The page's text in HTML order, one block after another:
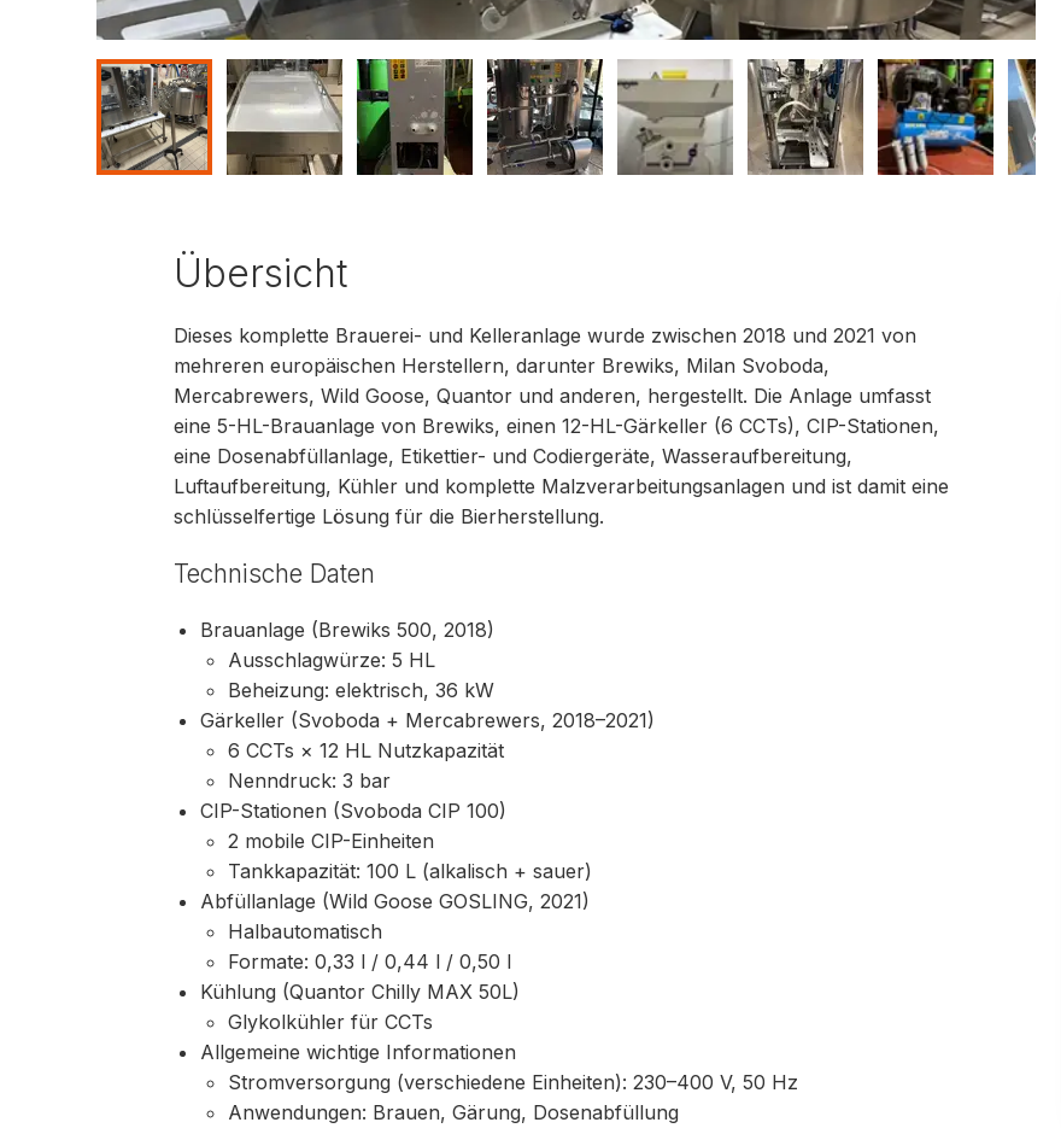
Übersicht
Dieses komplette Brauerei- und Kelleranlage wurde zwischen 2018 und 2021 von
mehreren europäischen Herstellern, darunter Brewiks, Milan Svoboda,
Mercabrewers, Wild Goose, Quantor und anderen, hergestellt. Die Anlage umfasst
eine 5-HL-Brauanlage von Brewiks, einen 12-HL-Gärkeller (6 CCTs), CIP-Stationen,
eine Dosenabfüllanlage, Etikettier- und Codiergeräte, Wasseraufbereitung,
Luftaufbereitung, Kühler und komplette Malzverarbeitungsanlagen und ist damit eine
schlüsselfertige Lösung für die Bierherstellung.
Technische Daten
Brauanlage (Brewiks 500, 2018)
Ausschlagwürze: 5 HL
Beheizung: elektrisch, 36 kW
Gärkeller (Svoboda + Mercabrewers, 2018–2021)
6 CCTs × 12 HL Nutzkapazität
Nenndruck: 3 bar
CIP-Stationen (Svoboda CIP 100)
2 mobile CIP-Einheiten
Tankkapazität: 100 L (alkalisch + sauer)
Abfüllanlage (Wild Goose GOSLING, 2021)
Halbautomatisch
Formate: 0,33 l / 0,44 l / 0,50 l
Kühlung (Quantor Chilly MAX 50L)
Glykolkühler für CCTs
Allgemeine wichtige Informationen
Stromversorgung (verschiedene Einheiten): 230–400 V, 50 Hz
Anwendungen: Brauen, Gärung, Dosenabfüllung